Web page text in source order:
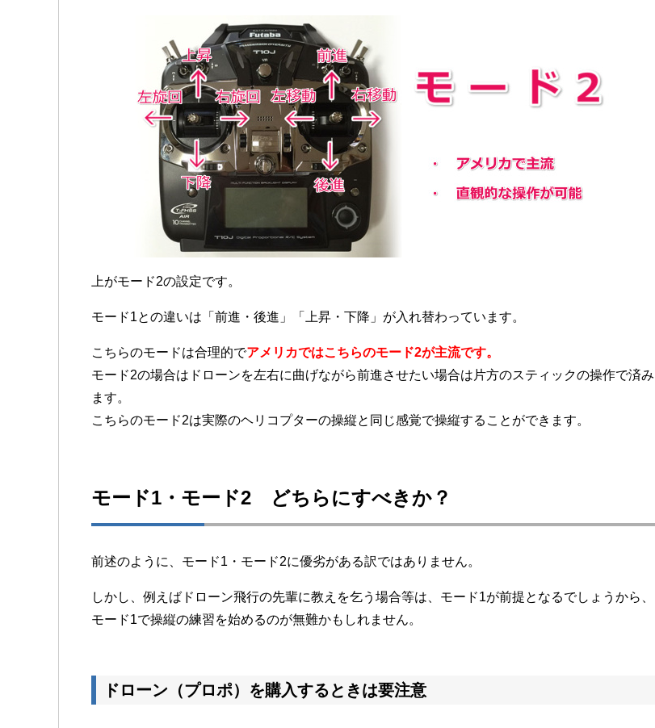
上がモード2の設定です。
モード1との違いは「前進・後進」「上昇・下降」が入れ替わっています。
こちらのモードは合理的でアメリカではこちらのモード2が主流です。
モード2の場合はドローンを左右に曲げながら前進させたい場合は片方のスティックの操作で済み
ます。
こちらのモード2は実際のヘリコプターの操縦と同じ感覚で操縦することができます。
モード1・モード2 どちらにすべきか？
前述のように、モード1・モード2に優劣がある訳ではありません。
しかし、例えばドローン飛行の先輩に教えを乞う場合等は、モード1が前提となるでしょうから、
モード1で操縦の練習を始めるのが無難かもしれません。
ドローン（プロポ）を購入するときは要注意